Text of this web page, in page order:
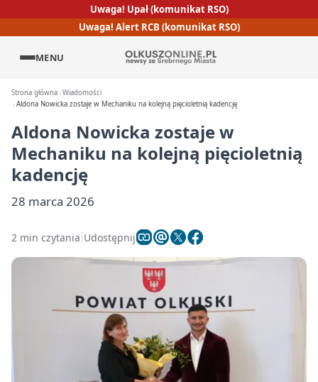
Uwaga! Upał (komunikat RSO)
Uwaga! Alert RCB (komunikat RSO)
MENU
Strona główna Wiadomości
Aldona Nowicka zostaje w Mechaniku na kolejną pięcioletnią kadencję
Aldona Nowicka zostaje w
Mechaniku na kolejną pięcioletnią
kadencję
28 marca 2026
2 min czytania Udostępnij